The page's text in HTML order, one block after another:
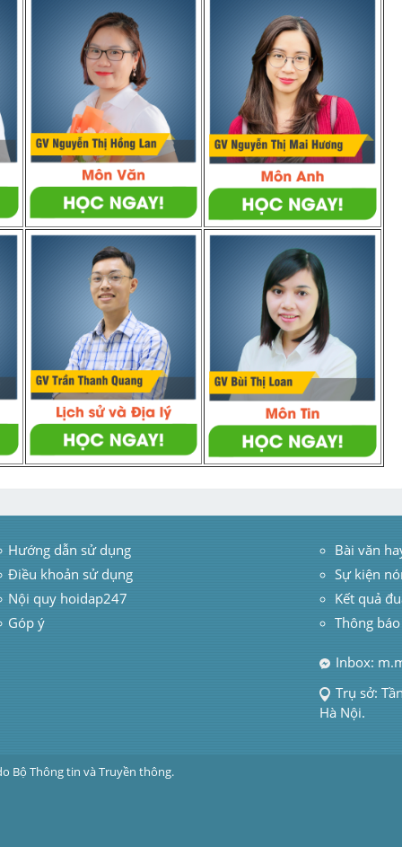
Hướng dẫn sử dụng
Điều khoản sử dụng
Nội quy hoidap247
Góp ý
Bài văn
Sự kiện
Kết quả
Thông báo
Inbox:
Trụ sở:
Hà Nội.
Bộ Thông tin và Truyền thông.